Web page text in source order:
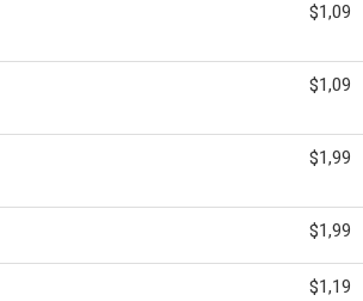
$1,09
$1,09
$1,99
$1,99
$1,19